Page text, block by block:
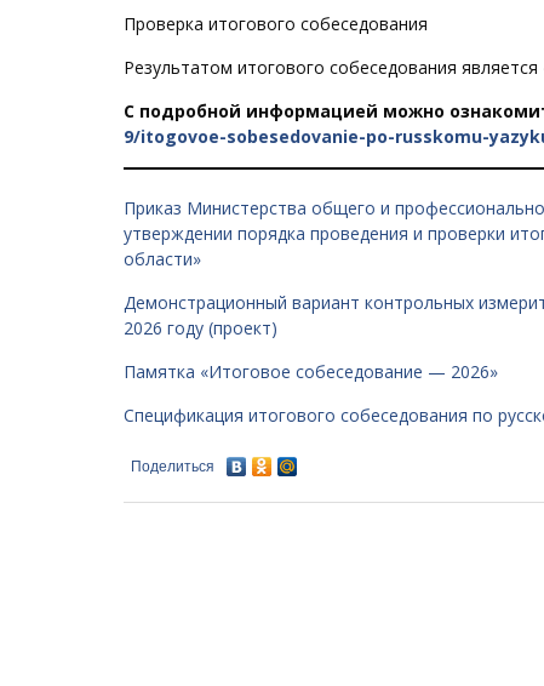
Проверка итогового собеседования
Результатом итогового собеседования является
С подробной информацией можно
9/itogovoe-sobesedovanie-po-russkomu-
Приказ Министерства общего и
утверждении порядка проведения и проверки
области»
Демонстрационный вариант контрольных
2026 году (проект)
Памятка «Итоговое собеседование — 2026»
Спецификация итогового собеседования по
Поделиться